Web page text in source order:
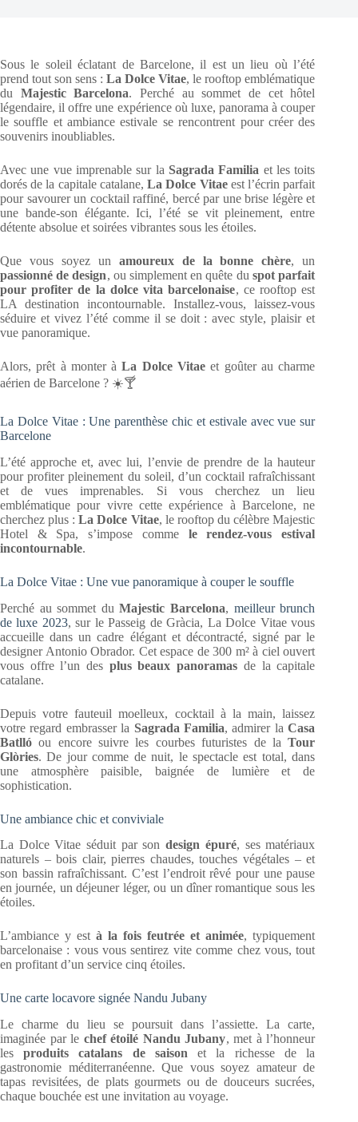
Sous le soleil éclatant de Barcelone, il est un lieu où l’été
prend tout son sens :La Dolce Vitae, le rooftop emblématique
du Majestic Barcelona. Perché au sommet de cet hôtel
légendaire, il offre une expérience où luxe, panorama à couper
le souffle et ambiance estivale se rencontrent pour créer des
souvenirs inoubliables.
Avec une vue imprenable sur la Sagrada Familia et les toits
dorés de la capitale catalane,La Dolce Vitaeest l’écrin parfait
pour savourer un cocktail raffiné, bercé par une brise légère et
une bande-son élégante. Ici, l’été se vit pleinement, entre
détente absolue et soirées vibrantes sous les étoiles.
Que vous soyez un amoureux de la bonne chère, un
passionné de design, ou simplement en quête du spot parfait
pour profiter de la dolce vita barcelonaise, ce rooftop est
LA destination incontournable. Installez-vous, laissez-vous
séduire et vivez l’été comme il se doit : avec style, plaisir et
vue panoramique.
Alors, prêt à monter àLa Dolce Vitae et goûter au charme
aérien de Barcelone ? ☀️🍸
La Dolce Vitae : Une parenthèse chic et estivale avec vue sur
Barcelone
L’été approche et, avec lui, l’envie de prendre de la hauteur
pour profiter pleinement du soleil, d’un cocktail rafraîchissant
et de vues imprenables. Si vous cherchez un lieu
emblématique pour vivre cette expérience à Barcelone, ne
cherchez plus :La Dolce Vitae, le rooftop du célèbre Majestic
Hotel & Spa, s’impose comme le rendez-vous estival
incontournable.
La Dolce Vitae : Une vue panoramique à couper le souffle
Perché au sommet duMajestic Barcelona, meilleur brunch
de luxe 2023, sur le Passeig de Gràcia, La Dolce Vitae vous
accueille dans un cadre élégant et décontracté, signé par le
designer Antonio Obrador. Cet espace de 300 m² à ciel ouvert
vous offre l’un des plus beaux panoramas de la capitale
catalane.
Depuis votre fauteuil moelleux, cocktail à la main, laissez
votre regard embrasser la Sagrada Familia, admirer laCasa
Batlló ou encore suivre les courbes futuristes de laTour
Glòries. De jour comme de nuit, le spectacle est total, dans
une atmosphère paisible, baignée de lumière et de
sophistication.
Une ambiance chic et conviviale
La Dolce Vitae séduit par sondesign épuré, ses matériaux
naturels – bois clair, pierres chaudes, touches végétales – et
son bassin rafraîchissant. C’est l’endroit rêvé pour une pause
en journée, un déjeuner léger, ou un dîner romantique sous les
étoiles.
L’ambiance y està la fois feutrée et animée, typiquement
barcelonaise : vous vous sentirez vite comme chez vous, tout
en profitant d’un service cinq étoiles.
Une carte locavore signée Nandu Jubany
Le charme du lieu se poursuit dans l’assiette. La carte,
imaginée par le chef étoilé Nandu Jubany, met à l’honneur
lesproduits catalans de saison et la richesse de la
gastronomie méditerranéenne. Que vous soyez amateur de
tapas revisitées, de plats gourmets ou de douceurs sucrées,
chaque bouchée est une invitation au voyage.